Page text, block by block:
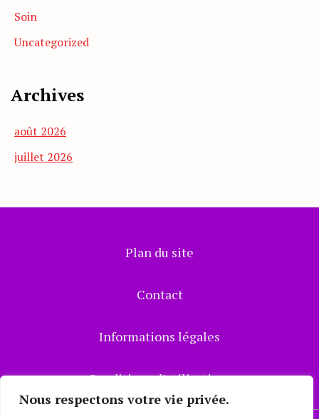
Nous respectons votre vie privée.
Soin
Uncategorized
Archives
août 2026
juillet 2026
Plan du site
Contact
Informations légales
Conditions d’utilisations